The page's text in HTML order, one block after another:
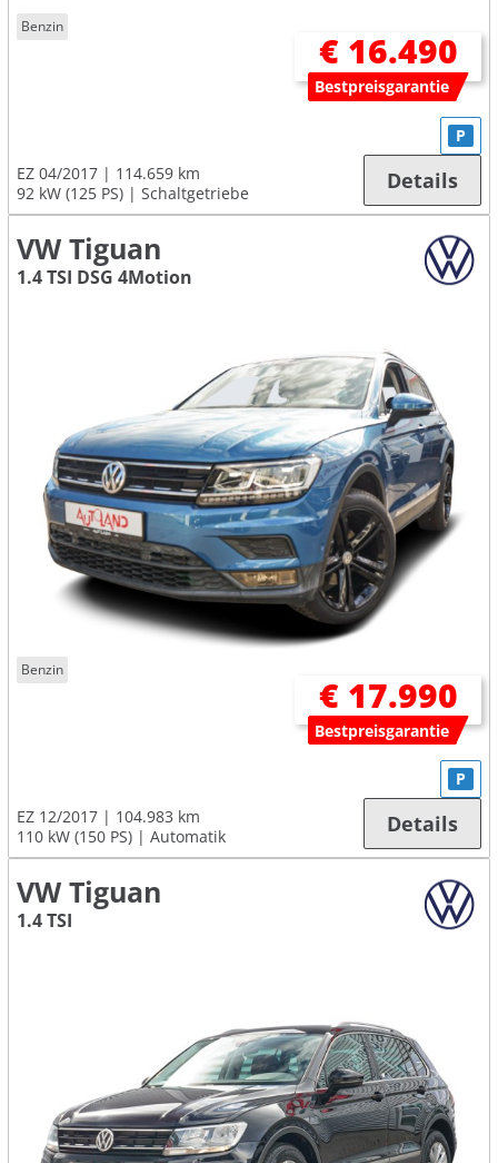
Benzin
€ 16.490
Bestpreisgarantie
EZ 04/2017
114.659 km
92 kW (125 PS)
Schaltgetriebe
P
Details
VW Tiguan
1.4 TSI DSG 4Motion
Benzin
€ 17.990
Bestpreisgarantie
EZ 12/2017
104.983 km
110 kW (150 PS)
Automatik
P
Details
VW Tiguan
1.4 TSI